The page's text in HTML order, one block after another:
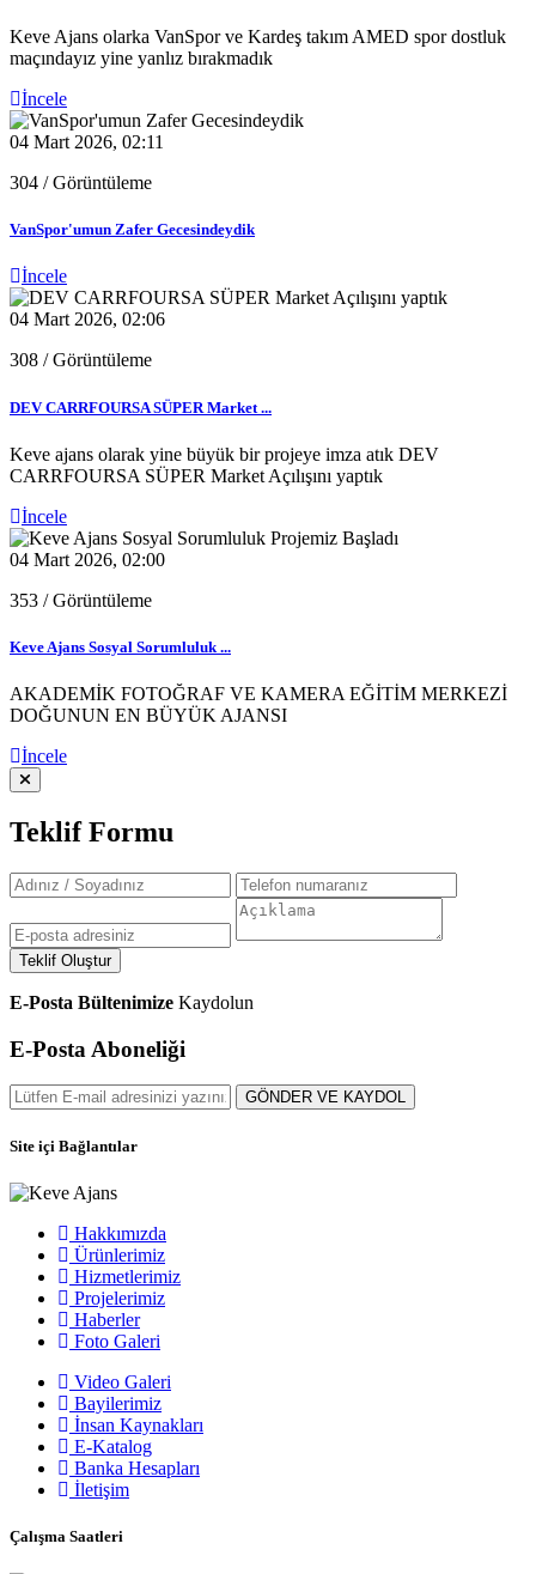
Keve Ajans olarka VanSpor ve Kardeş takım AMED spor dostluk
maçındayız yine yanlız bırakmadık
İncele
04 Mart 2026, 02:11
304 / Görüntüleme
VanSpor'umun Zafer Gecesindeydik
İncele
04 Mart 2026, 02:06
308 / Görüntüleme
DEV CARRFOURSA SÜPER Market ...
Keve ajans olarak yine büyük bir projeye imza atık DEV
CARRFOURSA SÜPER Market Açılışını yaptık
İncele
04 Mart 2026, 02:00
353 / Görüntüleme
Keve Ajans Sosyal Sorumluluk ...
AKADEMİK FOTOĞRAF VE KAMERA EĞİTİM MERKEZİ
DOĞUNUN EN BÜYÜK AJANSI
İncele
Teklif Formu
Teklif Oluştur
E-Posta Bültenimize Kaydolun
E-Posta Aboneliği
GÖNDER VE KAYDOL
Site içi Bağlantılar
Hakkımızda
Ürünlerimiz
Hizmetlerimiz
Projelerimiz
Haberler
Foto Galeri
Video Galeri
Bayilerimiz
İnsan Kaynakları
E-Katalog
Banka Hesapları
İletişim
Çalışma Saatleri